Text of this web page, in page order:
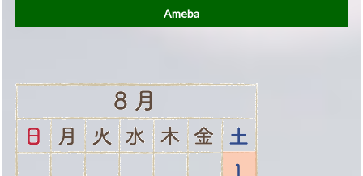
Ameba